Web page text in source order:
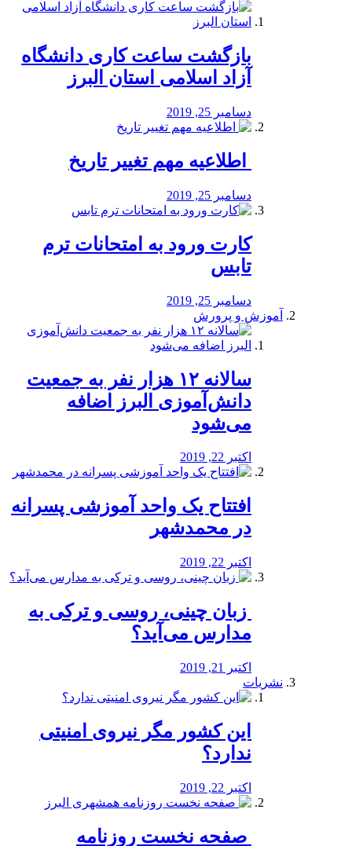
بازگشت ساعت کاری دانشگاه
آزاد اسلامی استان البرز
دسامبر 25, 2019
️ اطلاعیه مهم تغییر تاریخ
دسامبر 25, 2019
کارت ورود به امتحانات ترم
تابس
دسامبر 25, 2019
آموزش و پرورش
️سالانه ۱۲ هزار نفر به جمعیت
دانش‌آموزی البرز اضافه
می‌شود
اکتبر 22, 2019
افتتاح یک واحد آموزشی پسرانه
در محمدشهر
اکتبر 22, 2019
️ زبان چینی، روسی و ترکی به
مدارس می‌آید؟
اکتبر 21, 2019
نشریات
این کشور مگر نیروی امنیتی
ندارد؟
اکتبر 22, 2019
️ صفحه نخست روزنامه‌